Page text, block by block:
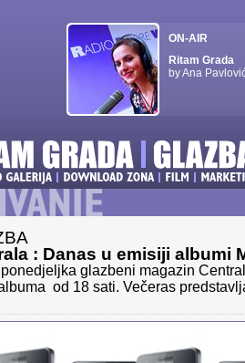
ON-AIR
Ritam Grada
by Ana
: Danas u emisiji albumi
ponedjeljka glazbeni magazin
od 18 sati. Večeras